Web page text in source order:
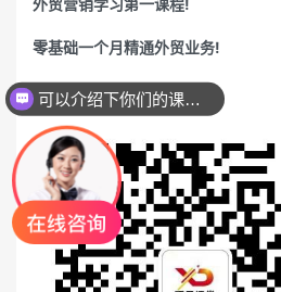
外贸营销学习第一课程!
零基础一个月精通外贸业务!
咨询扫以下二维码